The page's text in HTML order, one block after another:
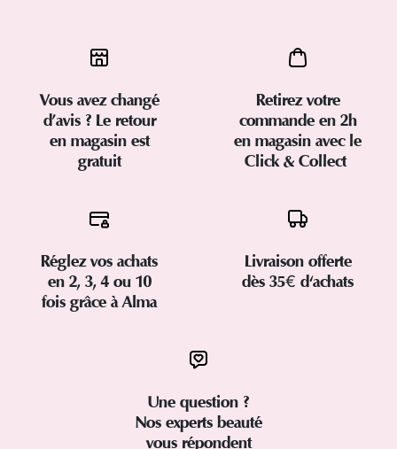
Vous avez changé
d’avis ? Le retour
en magasin est
gratuit
Retirez votre
commande en 2h
en magasin avec le
Click & Collect
Réglez vos achats
en 2, 3, 4 ou 10
fois grâce à Alma
Livraison offerte
dès 35€ d'achats
Une question ?
Nos experts beauté
vous répondent